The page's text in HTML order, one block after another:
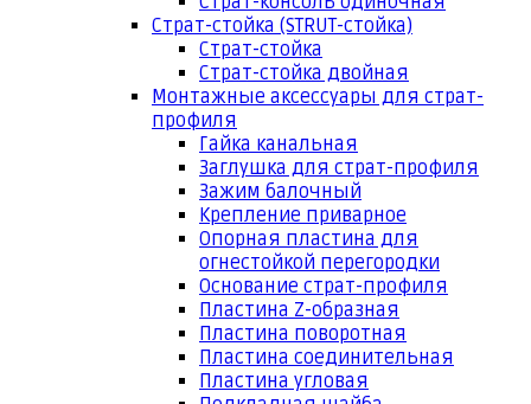
Страт-стойка (STRUT-стойка)
Страт-стойка
Страт-стойка двойная
Монтажные аксессуары для страт-
профиля
Гайка канальная
Заглушка для страт-профиля
Зажим балочный
Крепление приварное
Опорная пластина для
огнестойкой перегородки
Основание страт-профиля
Пластина Z-образная
Пластина поворотная
Пластина соединительная
Пластина угловая